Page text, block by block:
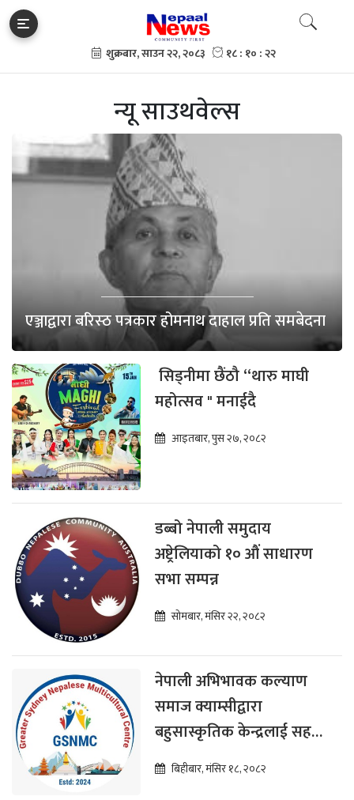
न्यू साउथवेल्स
एञ्जाद्वारा बरिस्ठ पत्रकार होमनाथ दाहाल प्रति समबेदना
सिड्नीमा छैंठौ “थारु माघी
महोत्सव " मनाईदै
आइतबार, पुस २७, २०८२
डब्बो नेपाली समुदाय
अष्ट्रेलियाको १० औं साधारण
सभा सम्पन्न
सोमबार, मंसिर २२, २०८२
नेपाली अभिभावक कल्याण
समाज क्याम्सीद्वारा
बहुसास्कृतिक केन्द्रलाई सहयोग
प्रदानबिहीबार, मंसिर १८, २०८२